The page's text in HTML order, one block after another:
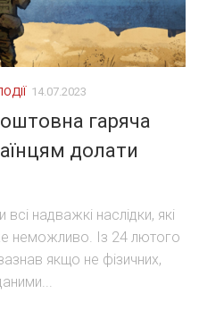
14.07.2023
гаряча
долати
надважкі наслідки, які
неможливо. Із 24 лютого
якщо не фізичних,